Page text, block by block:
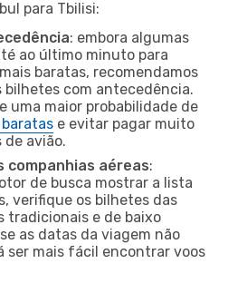
para Tbilisi:
: embora algumas
ao último minuto para
baratas, recomendamos
bilhetes com antecedência.
uma maior probabilidade de
e evitar pagar muito
de avião.
companhias aéreas:
de busca mostrar a lista
verifique os bilhetes das
tradicionais e de baixo
as datas da viagem não
ser mais fácil encontrar voos